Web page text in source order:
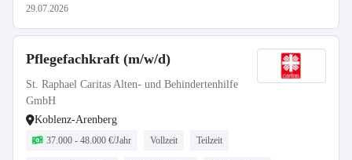
29.07.2026
Pflegefachkraft (m/w/d)
St. Raphael Caritas Alten- und Behindertenhilfe
GmbH
Koblenz-Arenberg
37.000 - 48.000 €/Jahr Vollzeit Teilzeit